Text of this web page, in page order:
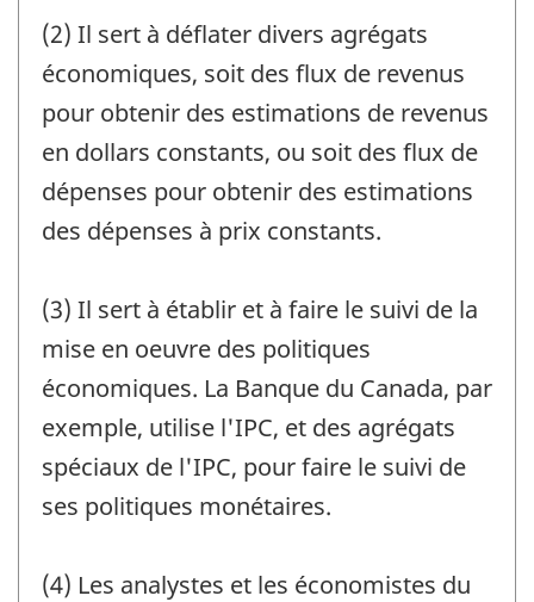
(2) Il sert à déflater divers agrégats
économiques, soit des flux de revenus
pour obtenir des estimations de revenus
en dollars constants, ou soit des flux de
dépenses pour obtenir des estimations
des dépenses à prix constants.
(3) Il sert à établir et à faire le suivi de la
mise en oeuvre des politiques
économiques. La Banque du Canada, par
exemple, utilise l'IPC, et des agrégats
spéciaux de l'IPC, pour faire le suivi de
ses politiques monétaires.
(4) Les analystes et les économistes du